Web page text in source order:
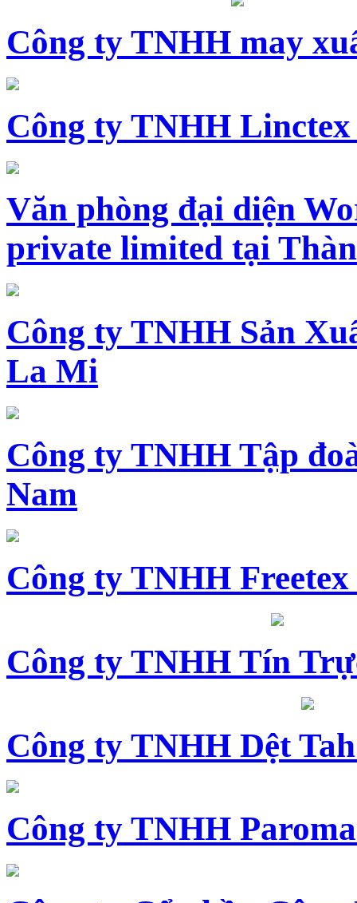
Công ty TNHH may
Công ty TNHH Linctex
Văn phòng đại diện
private limited tại
Công ty TNHH Sản
La Mi
Công ty TNHH Tập
Nam
Công ty TNHH
Công ty TNHH Tín
Công ty TNHH Dệt
Công ty TNHH